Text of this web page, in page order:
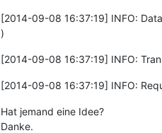
[2014-09-08 16:37:19] INFO:
)
[2014-09-08 16:37:19] INFO:
[2014-09-08 16:37:19] INFO:
Hat jemand eine Idee?
Danke.